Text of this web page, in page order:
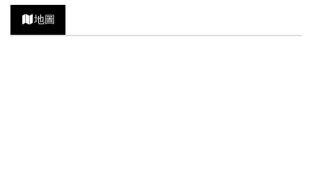
地圖